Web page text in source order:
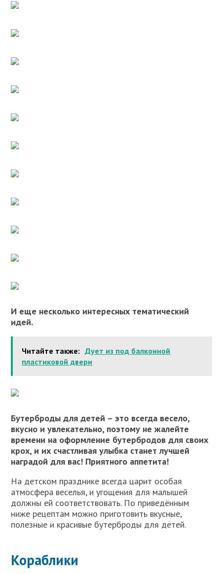
И еще несколько интересных тематический
идей.
Читайте также: Дует из под балконной
пластиковой двери
Бутерброды для детей – это всегда весело,
вкусно и увлекательно, поэтому не жалейте
времени на оформление бутербродов для своих
крох, и их счастливая улыбка станет лучшей
наградой для вас! Приятного аппетита!
На детском празднике всегда царит особая
атмосфера веселья, и угощения для малышей
должны ей соответствовать. По приведённым
ниже рецептам можно приготовить вкусные,
полезные и красивые бутерброды для детей.
Кораблики